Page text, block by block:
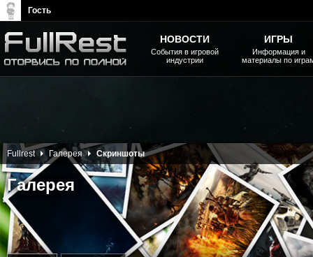
Галерея
Fullrest Галерея Скриншоты
НОВОСТИ
События в игровой
индустрии
ИГРЫ
Информация и
материалы по
Гость